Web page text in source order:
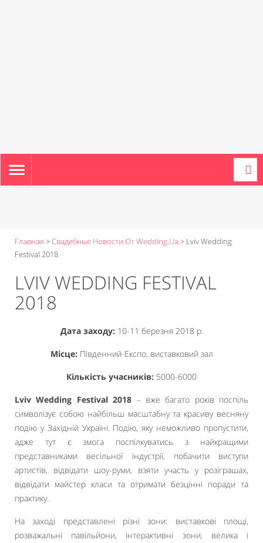
TOGGLE
NAVIGATION
Главная >Свадебные Новости От Wedding.ua > Lviv Wedding
Festival 2018
LVIV WEDDING FESTIVAL
2018
Дата заходу:10-11 березня 2018 р.
Місце:Південний-Експо, виставковий зал
Кількість учасників: 5000-6000
Lviv Wedding Festival 2018 – вже багато років поспіль
символізує собою найбільш масштабну та красиву весняну
подію у Західній Україні. Подію, яку неможливо пропустити,
адже тут є змога поспілкуватись з найкращими
представниками весільної індустрії, побачити виступи
артистів, відвідати шоу-руми, взяти участь у розіграшах,
відвідати майстер класи та отримати безцінні поради та
практику.
На заході представлені різні зони: виставкові площі,
розважальні павільйони, інтерактивні зони, велика і